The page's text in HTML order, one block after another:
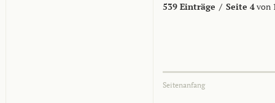
539 Einträge / Seite 4von
Seitenanfang